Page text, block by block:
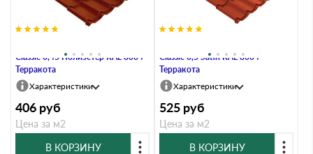
Classic 0,45 Полиэстер RAL 8004
Терракота
Характеристики
406 руб
Цена за м2
В КОРЗИНУ
Classic 0,5 Satin RAL 8004
Терракота
Характеристики
525 руб
Цена за м2
В КОРЗИНУ